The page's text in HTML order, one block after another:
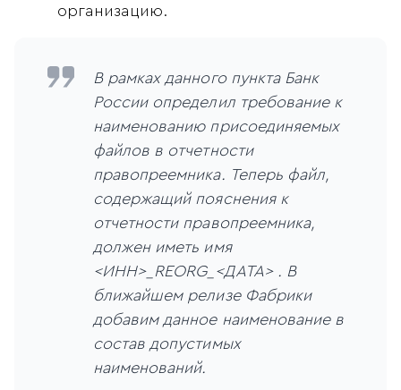
организацию.
В рамках данного пункта Банк
России определил требование к
наименованию присоединяемых
файлов в отчетности
правопреемника. Теперь файл,
содержащий пояснения к
отчетности правопреемника,
должен иметь имя
<ИНН>_REORG_<ДАТА> . В
ближайшем релизе Фабрики
добавим данное наименование в
состав допустимых
наименований.